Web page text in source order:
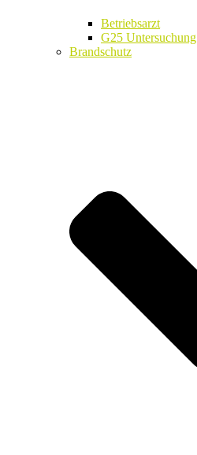
Betriebsarzt
G25 Untersuchung
Brandschutz